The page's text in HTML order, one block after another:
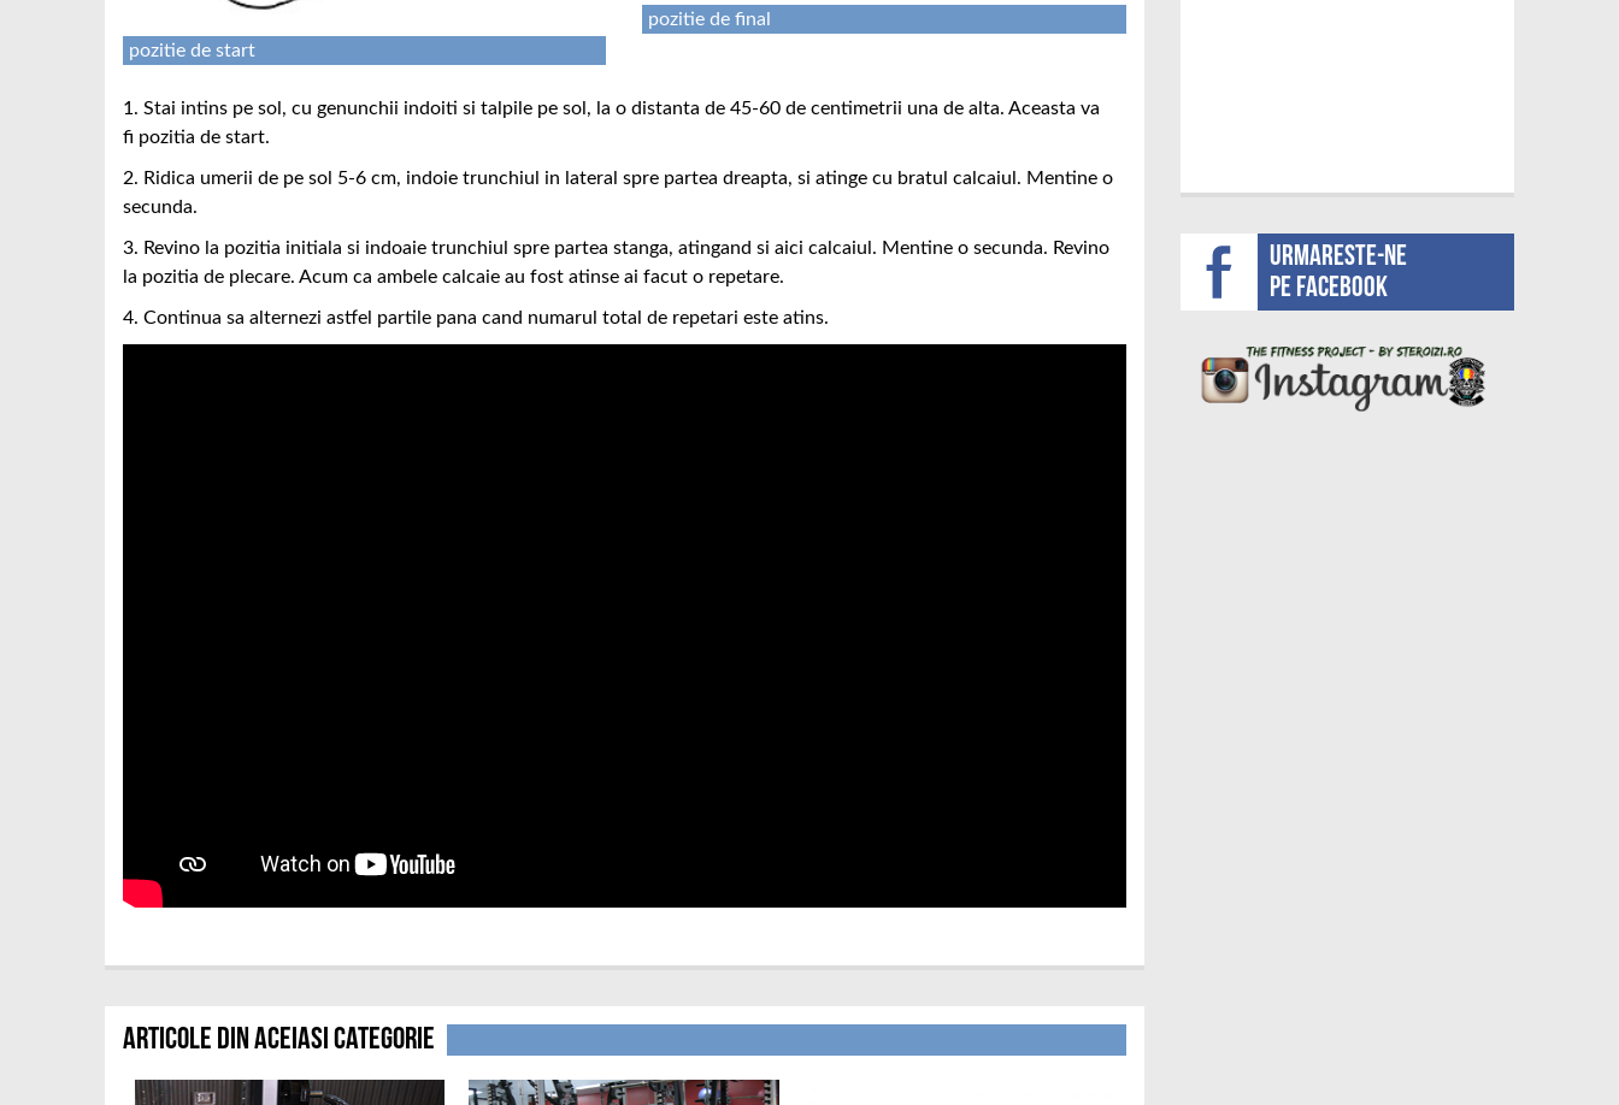
pozitie de start
pozitie de final
1. Stai intins pe sol, cu genunchii indoiti si talpile pe sol, la o distanta de 45-60 de centimetrii una de alta. Aceasta va
fi pozitia de start.
2. Ridica umerii de pe sol 5-6 cm, indoie trunchiul in lateral spre partea dreapta, si atinge cu bratul calcaiul. Mentine o
secunda.
3. Revino la pozitia initiala si indoaie trunchiul spre partea stanga, atingand si aici calcaiul. Mentine o secunda. Revino
la pozitia de plecare. Acum ca ambele calcaie au fost atinse ai facut o repetare.
4. Continua sa alternezi astfel partile pana cand numarul total de repetari este atins.
Articole din aceiasi categorie
Urmareste-ne
pe facebook